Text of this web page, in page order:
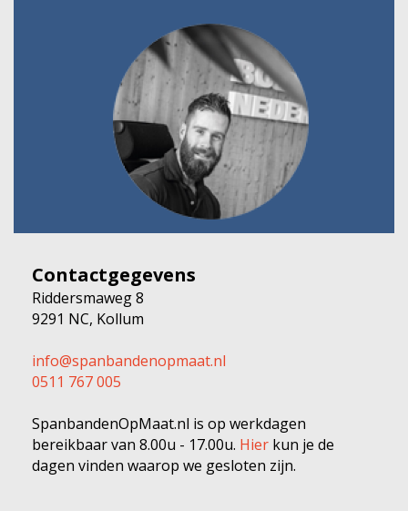
Contactgegevens
Riddersmaweg 8
9291 NC, Kollum
info@spanbandenopmaat.nl
0511 767 005
SpanbandenOpMaat.nl is op werkdagen
bereikbaar van 8.00u - 17.00u. Hier kun je de
dagen vinden waarop we gesloten zijn.